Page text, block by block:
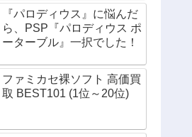
『パロディウス』に悩んだ
ら、PSP『パロディウス ポ
ーターブル』一択でした！
ファミカセ裸ソフト 高価買
取 BEST101 (1位～20位)